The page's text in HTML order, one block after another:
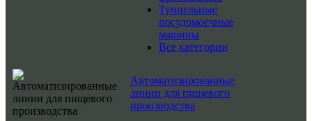
Туннельные
посудомоечные
машины
Все категории
Автоматизированные
линии для пищевого
производства